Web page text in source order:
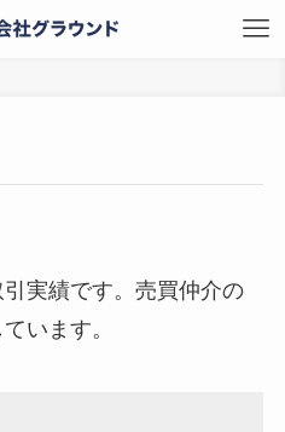
実績です。売買仲介の
います。